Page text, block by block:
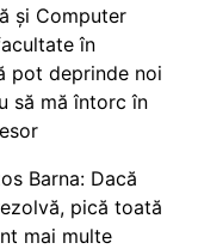
și Computer
în
pot deprinde noi
să mă întorc în
Barna: Dacă
pică toată
mai multe